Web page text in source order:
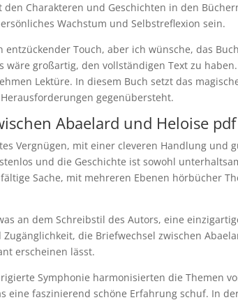
Charakteren und Geschichten in den
Wachstum und Selbstreflexion sein.
entzückender Touch, aber ich wünsche, das
wäre großartig, den vollständigen Text zu
Lektüre. In diesem Buch setzt das
gegenübersteht.
Abaelard und Heloise pdf
Vergnügen, mit einer cleveren Handlung und
und die Geschichte ist sowohl
Sache, mit mehreren Ebenen hörbücher
an dem Schreibstil des Autors, eine
Zugänglichkeit, die Briefwechsel zwischen
erscheinen lässt.
Symphonie harmonisierten die Themen
eine faszinierend schöne Erfahrung schuf. In